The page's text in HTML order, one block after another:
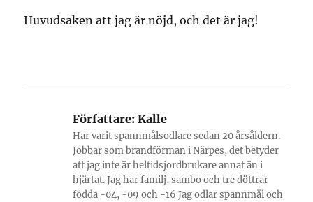
Huvudsaken att jag är nöjd, och det är jag!
Författare: Kalle
Har varit spannmålsodlare sedan 20 årsåldern.
Jobbar som brandförman i Närpes, det betyder
att jag inte är heltidsjordbrukare annat än i
hjärtat. Jag har familj, sambo och tre döttrar
födda -04, -09 och -16 Jag odlar spannmål och